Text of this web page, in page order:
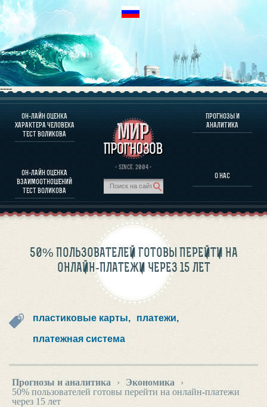
----
ОН-ЛАЙН ОЦЕНКА
ХАРАКТЕРА ЧЕЛОВЕКА
ТЕСТ ВОЛИКОВА
ОН-ЛАЙН ОЦЕНКА
ВЗАИМООТНОШЕНИЙ
ТЕСТ ВОЛИКОВА
· SINCE. 2004 ·
ПРОГНОЗЫ И
АНАЛИТИКА
О НАС
О ПРОГРАММЕ
ОЦЕНКА ХАРАКТЕРA ЧЕЛОВЕКА
ОЦЕНКА ХАРАКТЕРА ВЫДАЮЩИХСЯ ЛИЧНОСТЕЙ
О ПРОГРАММЕ
ПРОГНОЗЫ И АНАЛИТИКА
50% ПОЛЬЗОВАТЕЛЕЙ ГОТОВЫ ПЕРЕЙТИ НА
ОНЛАЙН-ПЛАТЕЖИ ЧЕРЕЗ 15 ЛЕТ
пластиковые карты, платежи,
платежная система
Прогнозы и аналитика › Экономика
›
50% пользователей готовы перейти на онлайн-платежи
через 15 лет